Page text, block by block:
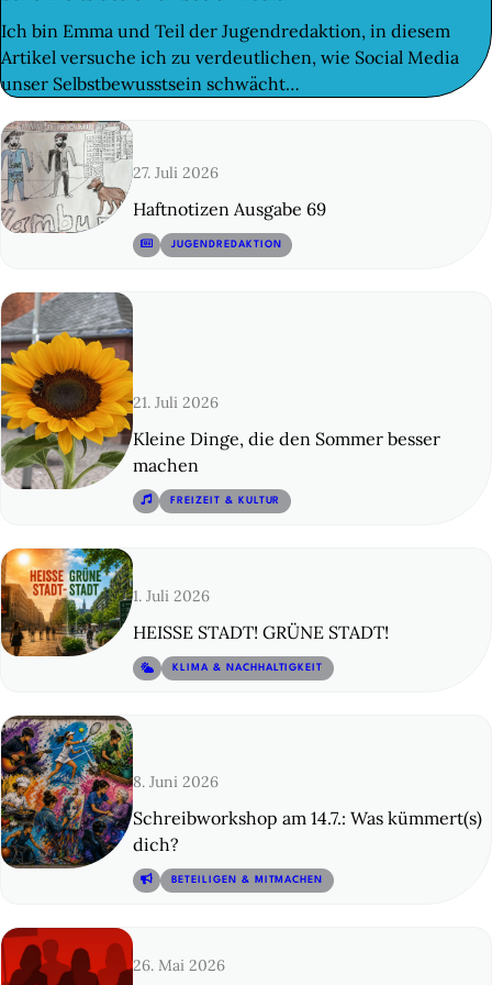
Ich bin Emma und Teil der Jugendredaktion, in diesem
Artikel versuche ich zu verdeutlichen, wie Social Media
unser Selbstbewusstsein schwächt…
27. Juli 2026
Haftnotizen Ausgabe 69
JUGENDREDAKTION
21. Juli 2026
Kleine Dinge, die den Sommer besser
machen
FREIZEIT & KULTUR
1. Juli 2026
HEISSE STADT! GRÜNE STADT!
KLIMA & NACHHALTIGKEIT
8. Juni 2026
Schreibworkshop am 14.7.: Was kümmert(s)
dich?
BETEILIGEN & MITMACHEN
26. Mai 2026